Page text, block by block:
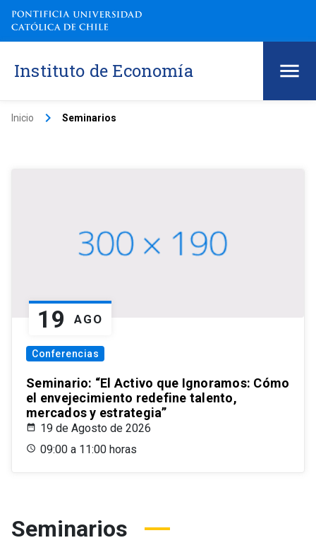
Instituto de Economía
Inicio keyboard_arrow_right Seminarios
19 AGO
Conferencias
Seminario: “El Activo que Ignoramos: Cómo
el envejecimiento redefine talento,
mercados y estrategia”
19 de Agosto de 2026
09:00 a 11:00 horas
Seminarios